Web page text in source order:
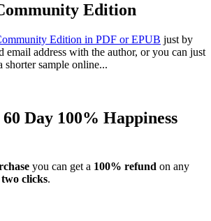
Edition
Edition in PDF or EPUB just by
email address with the author, or you can just
shorter sample online...
Day 100% Happiness
you can get a 100% refund on any
two clicks.